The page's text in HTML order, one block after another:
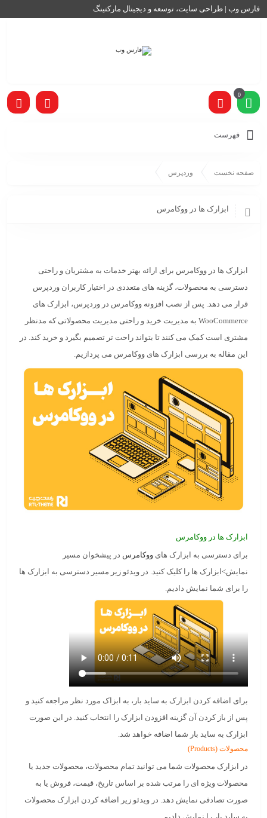
فارس وب | طراحی سایت، توسعه و دیجیتال مارکتینگ
0
فهرست
صفحه نخست وردپرس
ابزارک ها در ووکامرس
ابزارک ها در ووکامرس برای ارائه بهتر خدمات به مشتریان و راحتی
دسترسی به محصولات، گزینه های متعددی در اختیار کاربران وردپرس
قرار می دهد. پس از نصب افزونه ووکامرس در وردپرس، ابزارک های
WooCommerce به مدیریت خرید و راحتی مدیریت محصولاتی که مدنظر
مشتری است کمک می کنند تا بتواند راحت تر تصمیم بگیرد و خرید کند. در
این مقاله به بررسی ابزارک های ووکامرس می پردازیم.
ابزارک ها در ووکامرس
برای دسترسی به ابزارک های ووکامرس در پیشخوان مسیر
نمایش>ابزارک ها را کلیک کنید. در ویدئو زیر مسیر دسترسی به ابزارک ها
را برای شما نمایش دادیم.
برای اضافه کردن ابزارک به ساید بار، به ابزاک مورد نظر مراجعه کنید و
پس از باز کردن آن گزینه افزودن ابزارک را انتخاب کنید. در این صورت
ابزارک به ساید بار شما اضافه خواهد شد.
محصولات (Products)
در ابزارک محصولات شما می توانید تمام محصولات، محصولات جدید یا
محصولات ویژه ای را مرتب شده بر اساس تاریخ، قیمت، فروش یا به‌
صورت تصادفی نمایش دهد. در ویدئو زیر اضافه کردن ابزارک محصولات